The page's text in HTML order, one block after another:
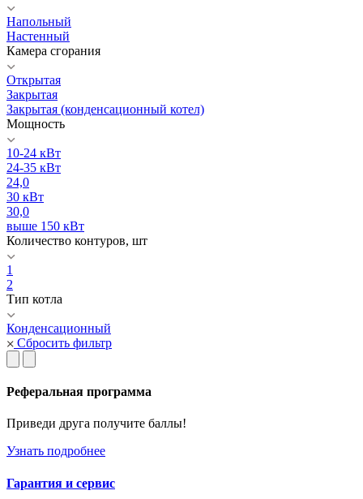
Напольный
Настенный
Камера сгорания
Открытая
Закрытая
Закрытая (конденсационный котел)
Мощность
10-24 кВт
24-35 кВт
24,0
30 кВт
30,0
выше 150 кВт
Количество контуров, шт
1
2
Тип котла
Конденсационный
Сбросить фильтр
Реферальная программа
Приведи друга получите баллы!
Узнать подробнее
Гарантия и сервис